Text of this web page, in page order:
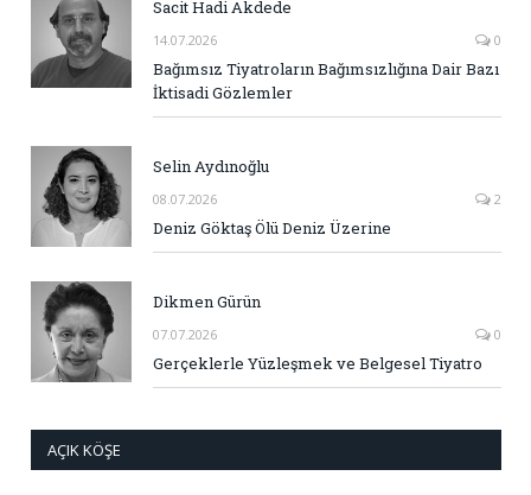
Sacit Hadi Akdede
14.07.2026 0
Bağımsız Tiyatroların Bağımsızlığına Dair Bazı
İktisadi Gözlemler
Selin Aydınoğlu
08.07.2026 2
Deniz Göktaş Ölü Deniz Üzerine
Dikmen Gürün
07.07.2026 0
Gerçeklerle Yüzleşmek ve Belgesel Tiyatro
AÇIK KÖŞE